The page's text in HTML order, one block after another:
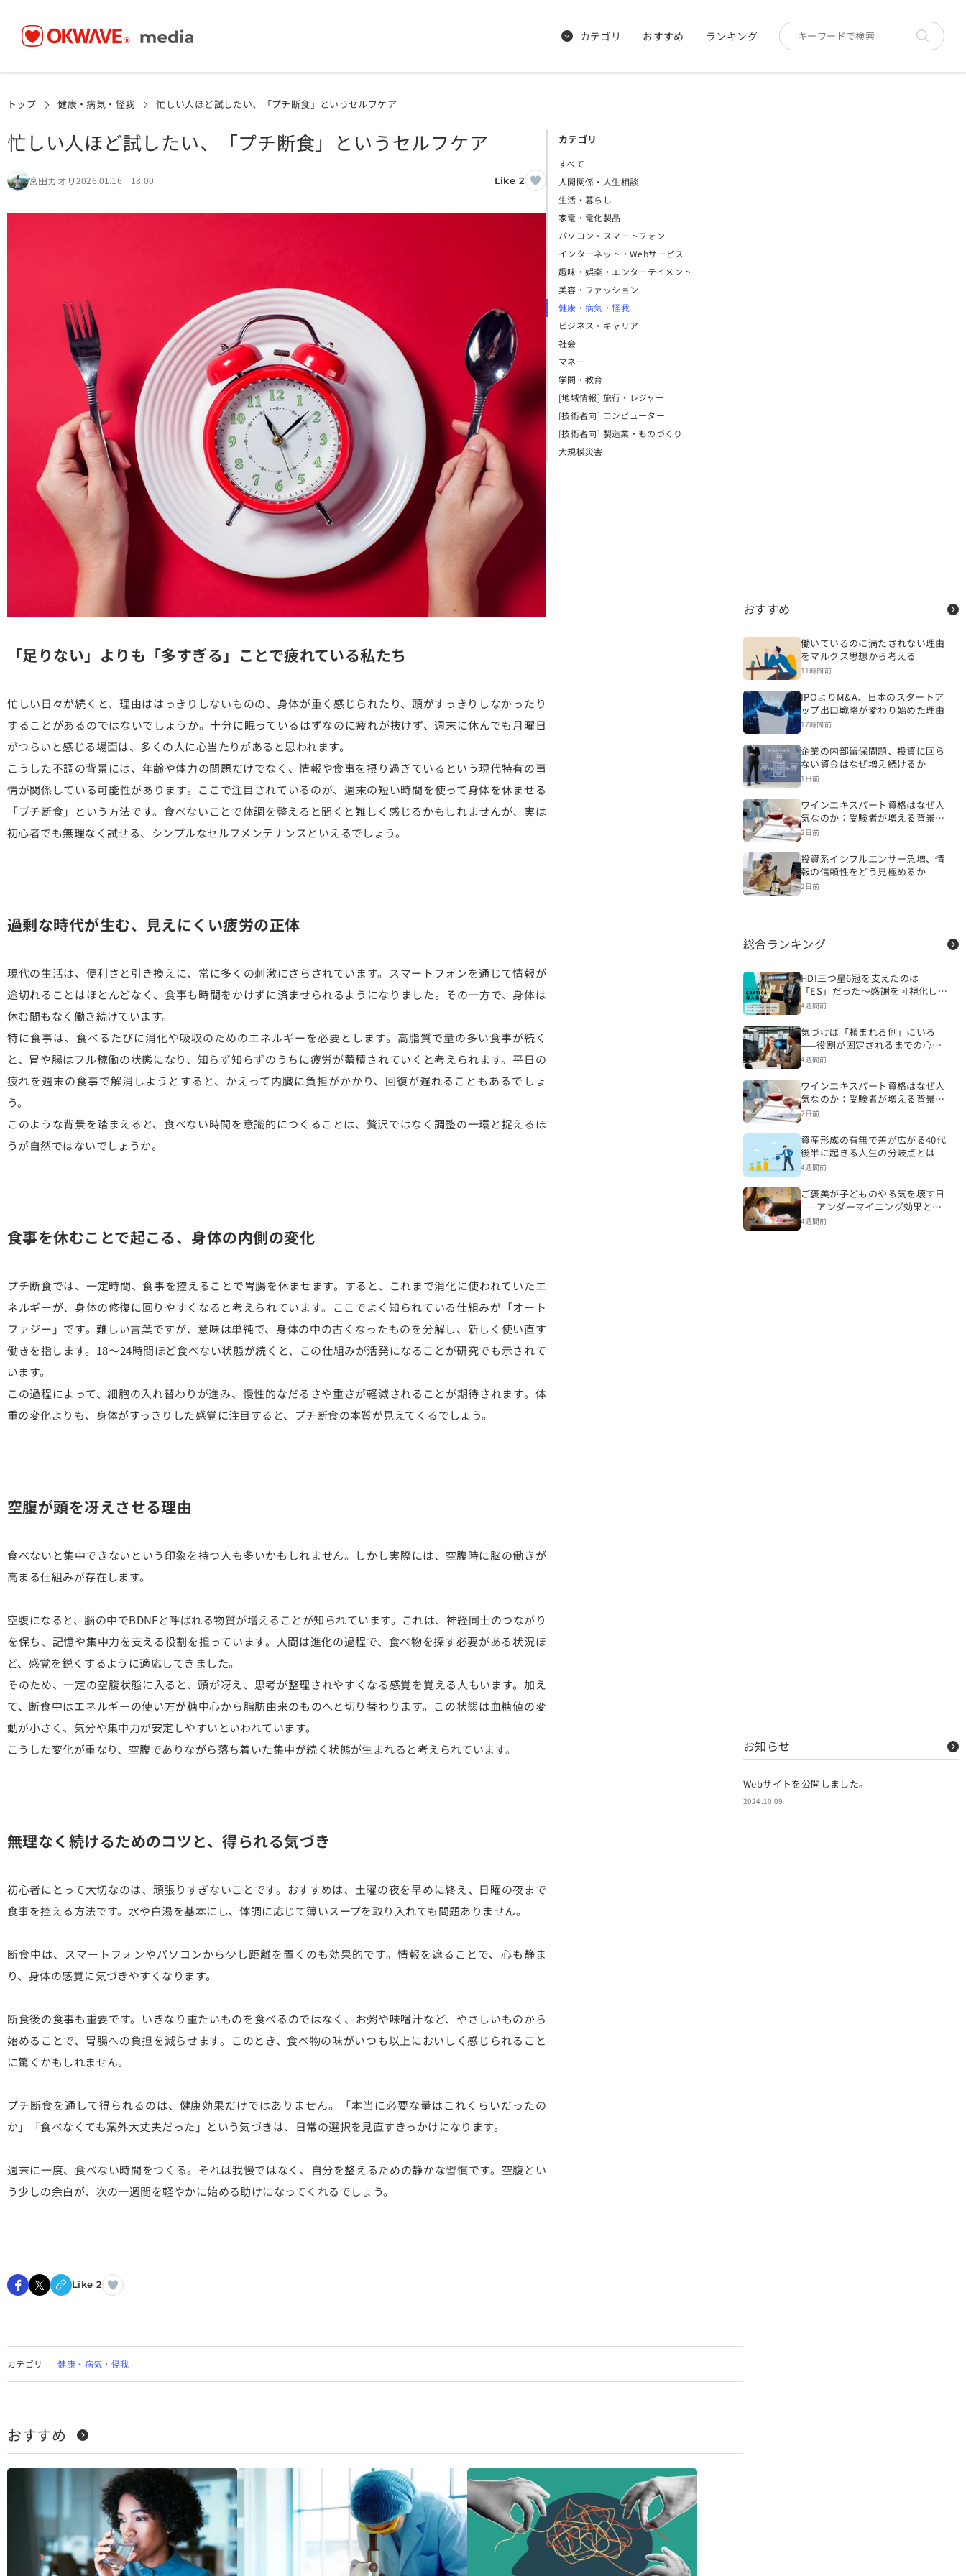
カテゴリ おすすめ ランキング
トップ 健康・病気・怪我 忙しい人ほど試したい、「プチ断食」というセルフケア
忙しい人ほど試したい、「プチ断食」というセルフケア
宮田カオリ2026.01.16 18:00 Like 2
「足りない」よりも「多すぎる」ことで疲れている私たち
忙しい日々が続くと、理由ははっきりしないものの、身体が重く感じられたり、頭がすっきりしなかったり
することがあるのではないでしょうか。十分に眠っているはずなのに疲れが抜けず、週末に休んでも月曜日
がつらいと感じる場面は、多くの人に心当たりがあると思われます。
こうした不調の背景には、年齢や体力の問題だけでなく、情報や食事を摂り過ぎているという現代特有の事
情が関係している可能性があります。ここで注目されているのが、週末の短い時間を使って身体を休ませる
「プチ断食」という方法です。食べないことで体調を整えると聞くと難しく感じるかもしれませんが、実は
初心者でも無理なく試せる、シンプルなセルフメンテナンスといえるでしょう。
過剰な時代が生む、見えにくい疲労の正体
現代の生活は、便利さと引き換えに、常に多くの刺激にさらされています。スマートフォンを通じて情報が
途切れることはほとんどなく、食事も時間をかけずに済ませられるようになりました。その一方で、身体は
休む間もなく働き続けています。
特に食事は、食べるたびに消化や吸収のためのエネルギーを必要とします。高脂質で量の多い食事が続く
と、胃や腸はフル稼働の状態になり、知らず知らずのうちに疲労が蓄積されていくと考えられます。平日の
疲れを週末の食事で解消しようとすると、かえって内臓に負担がかかり、回復が遅れることもあるでしょ
う。
このような背景を踏まえると、食べない時間を意識的につくることは、贅沢ではなく調整の一環と捉えるほ
うが自然ではないでしょうか。
食事を休むことで起こる、身体の内側の変化
プチ断食では、一定時間、食事を控えることで胃腸を休ませます。すると、これまで消化に使われていたエ
ネルギーが、身体の修復に回りやすくなると考えられています。ここでよく知られている仕組みが「オート
ファジー」です。難しい言葉ですが、意味は単純で、身体の中の古くなったものを分解し、新しく使い直す
働きを指します。18〜24時間ほど食べない状態が続くと、この仕組みが活発になることが研究でも示されて
います。
この過程によって、細胞の入れ替わりが進み、慢性的なだるさや重さが軽減されることが期待されます。体
重の変化よりも、身体がすっきりした感覚に注目すると、プチ断食の本質が見えてくるでしょう。
空腹が頭を冴えさせる理由
食べないと集中できないという印象を持つ人も多いかもしれません。しかし実際には、空腹時に脳の働きが
高まる仕組みが存在します。
空腹になると、脳の中でBDNFと呼ばれる物質が増えることが知られています。これは、神経同士のつながり
を保ち、記憶や集中力を支える役割を担っています。人間は進化の過程で、食べ物を探す必要がある状況ほ
ど、感覚を鋭くするように適応してきました。
そのため、一定の空腹状態に入ると、頭が冴え、思考が整理されやすくなる感覚を覚える人もいます。加え
て、断食中はエネルギーの使い方が糖中心から脂肪由来のものへと切り替わります。この状態は血糖値の変
動が小さく、気分や集中力が安定しやすいといわれています。
こうした変化が重なり、空腹でありながら落ち着いた集中が続く状態が生まれると考えられています。
無理なく続けるためのコツと、得られる気づき
初心者にとって大切なのは、頑張りすぎないことです。おすすめは、土曜の夜を早めに終え、日曜の夜まで
食事を控える方法です。水や白湯を基本にし、体調に応じて薄いスープを取り入れても問題ありません。
断食中は、スマートフォンやパソコンから少し距離を置くのも効果的です。情報を遮ることで、心も静ま
り、身体の感覚に気づきやすくなります。
断食後の食事も重要です。いきなり重たいものを食べるのではなく、お粥や味噌汁など、やさしいものから
始めることで、胃腸への負担を減らせます。このとき、食べ物の味がいつも以上においしく感じられること
に驚くかもしれません。
プチ断食を通して得られるのは、健康効果だけではありません。「本当に必要な量はこれくらいだったの
か」「食べなくても案外大丈夫だった」という気づきは、日常の選択を見直すきっかけになります。
週末に一度、食べない時間をつくる。それは我慢ではなく、自分を整えるための静かな習慣です。空腹とい
う少しの余白が、次の一週間を軽やかに始める助けになってくれるでしょう。
Like 2
カテゴリ
すべて
人間関係・人生相談
生活・暮らし
家電・電化製品
パソコン・スマートフォン
インターネット・Webサービス
趣味・娯楽・エンターテイメント
美容・ファッション
健康・病気・怪我
ビジネス・キャリア
社会
マネー
学問・教育
[地域情報] 旅行・レジャー
[技術者向] コンピューター
[技術者向] 製造業・ものづくり
大規模災害
カテゴリ 健康・病気・怪我
おすすめ
おすすめ
働いているのに満たされない理由
をマルクス思想から考える
11時間前
IPOよりM&A、日本のスタートア
ップ出口戦略が変わり始めた理由
17時間前
企業の内部留保問題、投資に回ら
ない資金はなぜ増え続けるか
1日前
ワインエキスパート資格はなぜ人
気なのか：受験者が増える背景を
読み解く
2日前
投資系インフルエンサー急増、情
報の信頼性をどう見極めるか
2日前
総合ランキング
HDI三つ星6冠を支えたのは
「ES」だった～感謝を可視化し、
CSを変える組織づくりへ～
4週間前
気づけば「頼まれる側」にいる
——役割が固定されるまでの心理
的プロセス
4週間前
ワインエキスパート資格はなぜ人
気なのか：受験者が増える背景を
読み解く
2日前
資産形成の有無で差が広がる40代
後半に起きる人生の分岐点とは
4週間前
ご褒美が子どものやる気を壊す日
——アンダーマイニング効果と内
発的動機の話
4週間前
お知らせ
Webサイトを公開しました。
2024.10.09